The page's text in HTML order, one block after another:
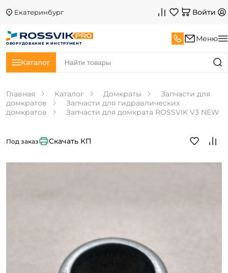
Екатеринбург Войти
ОБОРУДОВАНИЕ И ИНСТРУМЕНТ
Меню
Каталог
Главная Каталог Домкраты
Запчасти для
домкратов
Запчасти для гидравлических
домкратов
Запчасти для домкрата ROSSVIK V3 NEW
Под заказ Скачать КП